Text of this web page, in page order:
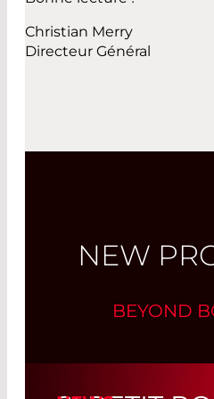
Christian Merry
Directeur Général
NEW
BEYOND